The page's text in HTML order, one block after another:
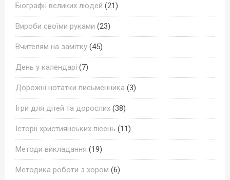
Біографії великих людей (21)
Вироби своїми руками (23)
Вчителям на замітку (45)
День у календарі (7)
Дорожні нотатки письменника (3)
Ігри для дітей та дорослих (38)
Історії християнських пісень (11)
Методи викладання (19)
Методика роботи з хором (6)